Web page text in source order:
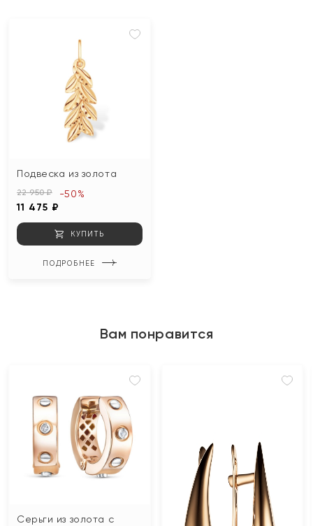
Подвеска из золота
22 950 ₽
11 475 ₽
-50%
КУПИТЬ
ПОДРОБНЕЕ
Вам понравится
Серьги из золота с